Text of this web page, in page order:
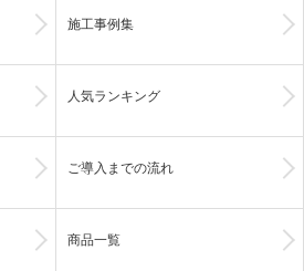
施工事例集
人気ランキング
ご導入までの流れ
商品一覧